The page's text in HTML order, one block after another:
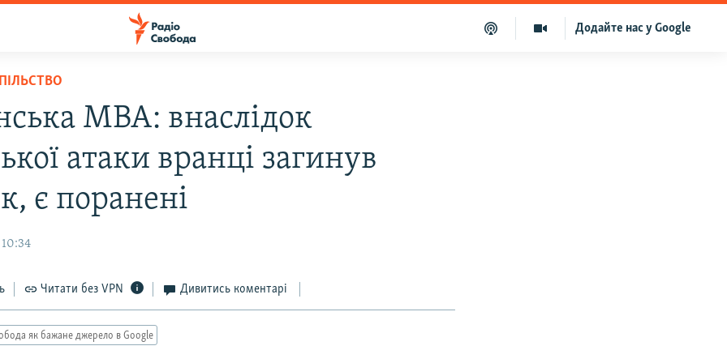
Додайте нас у Google
МВА: внаслідок
атаки вранці загинув
є поранені
Читати без VPN Дивитись коментарі
як бажане джерело в Google